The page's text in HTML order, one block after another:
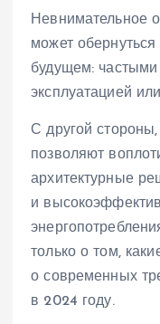
Невнимательное
может
будущем:
эксплуатацией
С другой
позволяют
архитектурные
и
только о том,
о современных
в 2024 году.